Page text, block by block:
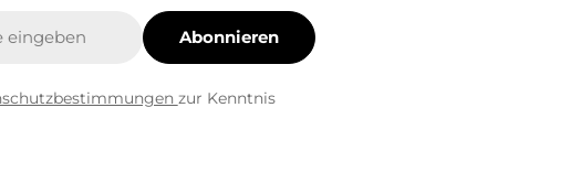
Abonnieren
zur Kenntnis